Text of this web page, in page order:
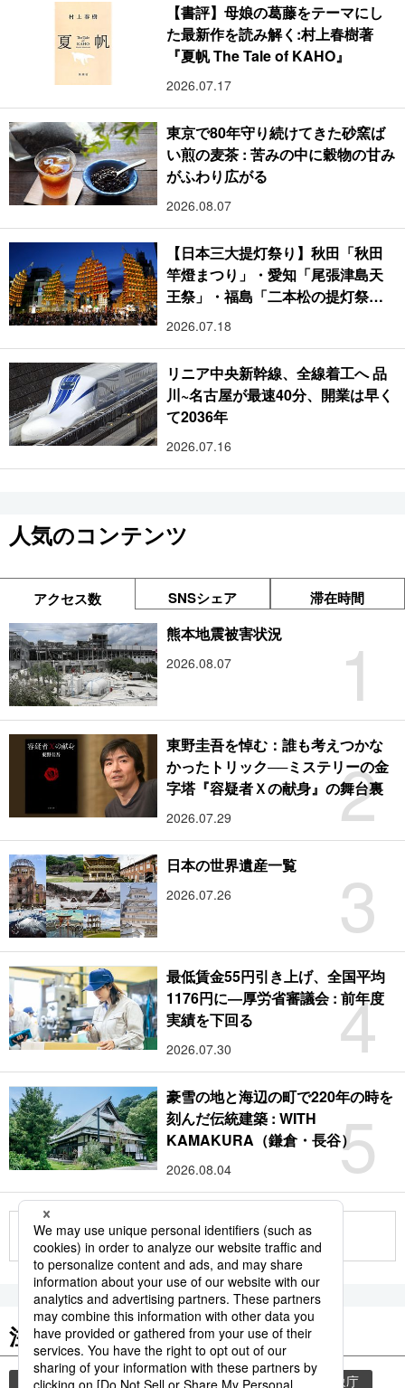
【書評】母娘の葛藤をテーマにし
た最新作を読み解く:村上春樹著
『夏帆 The Tale of KAHO』
2026.07.17
東京で80年守り続けてきた砂窯ば
い煎の麦茶 : 苦みの中に穀物の甘み
がふわり広がる
2026.08.07
【日本三大提灯祭り】秋田「秋田
竿燈まつり」・愛知「尾張津島天
王祭」・福島「二本松の提灯祭
り」:おびただしい灯火が夜空を照
2026.07.18
リニア中央新幹線、全線着工へ 品
川~名古屋が最速40分、開業は早く
て2036年
2026.07.16
人気のコンテンツ
アクセス数 SNSシェア 滞在時間
1
熊本地震被害状況
2026.08.07
2
東野圭吾を悼む：誰も考えつかな
かったトリック──ミステリーの金
字塔『容疑者Ｘの献身』の舞台裏
2026.07.29
3
日本の世界遺産一覧
2026.07.26
4
最低賃金55円引き上げ、全国平均
1176円に―厚労省審議会 : 前年度
実績を下回る
2026.07.30
5
豪雪の地と海辺の町で220年の時を
刻んだ伝統建築 : WITH
KAMAKURA（鎌倉・長谷）
2026.08.04
もっと見る
注目のキーワード
共同通信ニュース 気象・災害 災害 気象庁